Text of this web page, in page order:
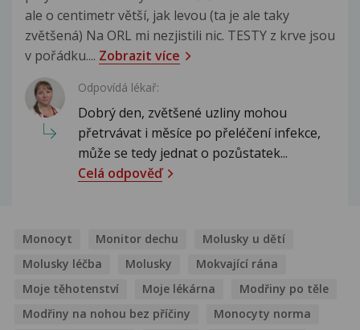
ale o centimetr větší, jak levou (ta je ale taky
zvětšená) Na ORL mi nezjistili nic. TESTY z krve jsou
v pořádku.... Zobrazit více
Odpovídá lékař:
Dobrý den, zvětšené uzliny mohou
přetrvávat i měsíce po přeléčení infekce,
může se tedy jednat o pozůstatek...
Celá odpověď
Monocyt Monitor dechu
Molusky u dětí
Molusky léčba
Molusky
Mokvající rána
Moje těhotenství
Moje lékárna
Modřiny po těle
Modřiny na nohou bez příčiny
Monocyty norma